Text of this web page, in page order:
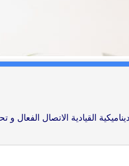
القيادية الاتصال الفعال